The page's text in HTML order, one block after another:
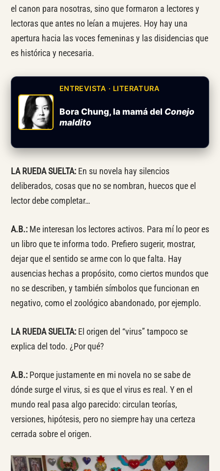
el canon para nosotras, sino que formaron a lectores y
lectoras que antes no leían a mujeres. Hoy hay una
apertura hacia las voces femeninas y las disidencias que
es histórica y necesaria.
ENTREVISTA · LITERATURA
Bora Chung, la mamá del Conejo
maldito
LA RUEDA SUELTA:En su novela hay silencios
deliberados, cosas que no se nombran, huecos que el
lector debe completar…
A.B.:Me interesan los lectores activos. Para mí lo peor es
un libro que te informa todo. Prefiero sugerir, mostrar,
dejar que el sentido se arme con lo que falta. Hay
ausencias hechas a propósito, como ciertos mundos que
no se describen, y también símbolos que funcionan en
negativo, como el zoológico abandonado, por ejemplo.
LA RUEDA SUELTA:El origen del “virus” tampoco se
explica del todo. ¿Por qué?
A.B.:Porque justamente en mi novela no se sabe de
dónde surge el virus, si es que el virus es real. Y en el
mundo real pasa algo parecido: circulan teorías,
versiones, hipótesis, pero no siempre hay una certeza
cerrada sobre el origen.